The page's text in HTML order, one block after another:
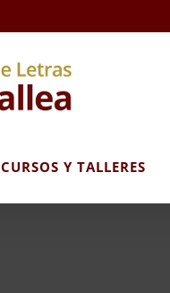
CURSOS Y TALLERES